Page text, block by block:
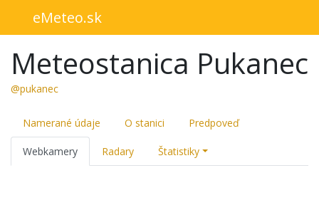
eMeteo.sk
Meteostanica Pukanec
@pukanec
Namerané údaje O stanici Predpoveď
Webkamery Radary Štatistiky